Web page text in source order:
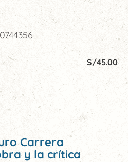
S/45.00
Carrera
y la crítica